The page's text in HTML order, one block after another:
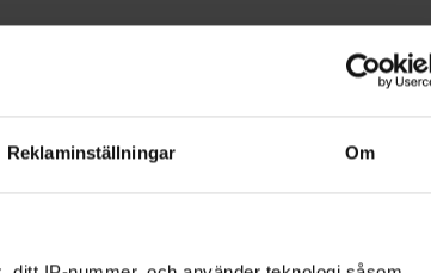
Reklaminställningar Om